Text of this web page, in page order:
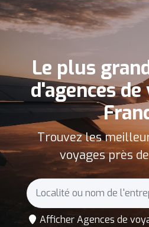
Le plus
d'agences de
Trouvez les
voyages près
Afficher Agences de